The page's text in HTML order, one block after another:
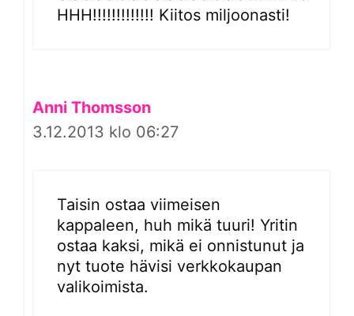
HHH!!!!!!!!!!!!! Kiitos miljoonasti!
Anni Thomsson
3.12.2013 klo 06:27
Taisin ostaa viimeisen
kappaleen, huh mikä tuuri! Yritin
ostaa kaksi, mikä ei onnistunut ja
nyt tuote hävisi verkkokaupan
valikoimista.